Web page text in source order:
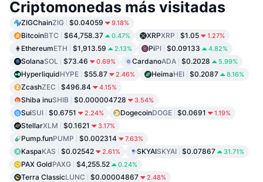
Criptomonedas más visitadas
ZIGChainZIG $0.04059 9.18%
BitcoinBTC $64,758.37 0.47% XRPXRP $1.05 1.27%
EthereumETH $1,913.59 2.13% PiPI $0.09133 4.82%
SolanaSOL $73.46 0.69% CardanoADA $0.2028 5.99%
HyperliquidHYPE $55.87 2.46% HeimaHEI $0.2087 8.16%
ZcashZEC $496.84 4.15%
Shiba inuSHIB $0.000004728 3.54%
SuiSUI $0.6751 2.24% DogecoinDOGE $0.0691 1.19%
StellarXLM $0.1621 3.17%
Pump.funPUMP $0.002314 7.63%
KaspaKAS $0.02542 2.61% SKYAISKYAI $0.07867 31.71%
PAX GoldPAXG $4,255.52 0.24%
Terra ClassicLUNC $0.00004867 2.48%